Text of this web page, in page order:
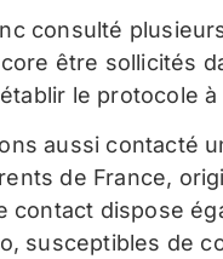
consulté
être sollicités
le protocole à
aussi contacté
de France,
contact dispose
susceptibles de